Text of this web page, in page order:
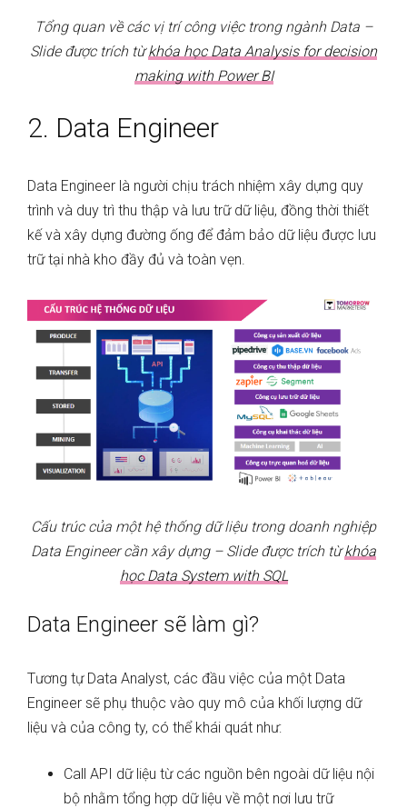
Tổng quan về các vị trí công việc trong ngành Data –
Slide được trích từkhóa học Data Analysis for decision
making with Power BI
2. Data Engineer
Data Engineer là người chịu trách nhiệm xây dựng quy
trình và duy trì thu thập và lưu trữ dữ liệu, đồng thời thiết
kế và xây dựng đường ống để đảm bảo dữ liệu được lưu
trữ tại nhà kho đầy đủ và toàn vẹn.
Cấu trúc của một hệ thống dữ liệu trong doanh nghiệp
Data Engineer cần xây dựng – Slide được trích từkhóa
học Data System with SQL
Data Engineer sẽ làm gì?
Tương tự Data Analyst, các đầu việc của một Data
Engineer sẽ phụ thuộc vào quy mô của khối lượng dữ
liệu và của công ty, có thể khái quát như:
Call API dữ liệu từ các nguồn bên ngoài dữ liệu nội
bộ nhằm tổng hợp dữ liệu về một nơi lưu trữ